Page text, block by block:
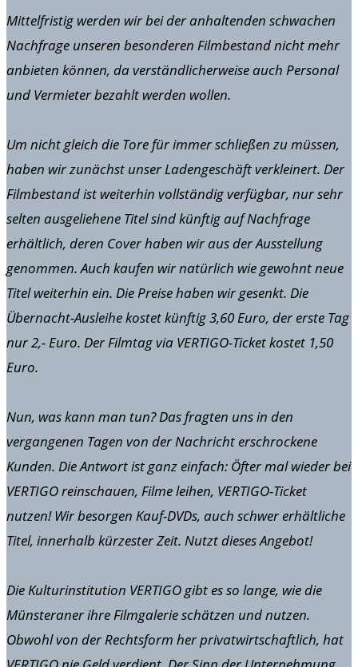
Mittelfristig werden wir bei der anhaltenden schwachen
Nachfrage unseren besonderen Filmbestand nicht mehr
anbieten können, da verständlicherweise auch Personal
und Vermieter bezahlt werden wollen.
Um nicht gleich die Tore für immer schließen zu müssen,
haben wir zunächst unser Ladengeschäft verkleinert. Der
Filmbestand ist weiterhin vollständig verfügbar, nur sehr
selten ausgeliehene Titel sind künftig auf Nachfrage
erhältlich, deren Cover haben wir aus der Ausstellung
genommen. Auch kaufen wir natürlich wie gewohnt neue
Titel weiterhin ein. Die Preise haben wir gesenkt. Die
Übernacht-Ausleihe kostet künftig 3,60 Euro, der erste Tag
nur 2,- Euro. Der Filmtag via VERTIGO-Ticket kostet 1,50
Euro.
Nun, was kann man tun? Das fragten uns in den
vergangenen Tagen von der Nachricht erschrockene
Kunden. Die Antwort ist ganz einfach: Öfter mal wieder bei
VERTIGO reinschauen, Filme leihen, VERTIGO-Ticket
nutzen! Wir besorgen Kauf-DVDs, auch schwer erhältliche
Titel, innerhalb kürzester Zeit. Nutzt dieses Angebot!
Die Kulturinstitution VERTIGO gibt es so lange, wie die
Münsteraner ihre Filmgalerie schätzen und nutzen.
Obwohl von der Rechtsform her privatwirtschaftlich, hat